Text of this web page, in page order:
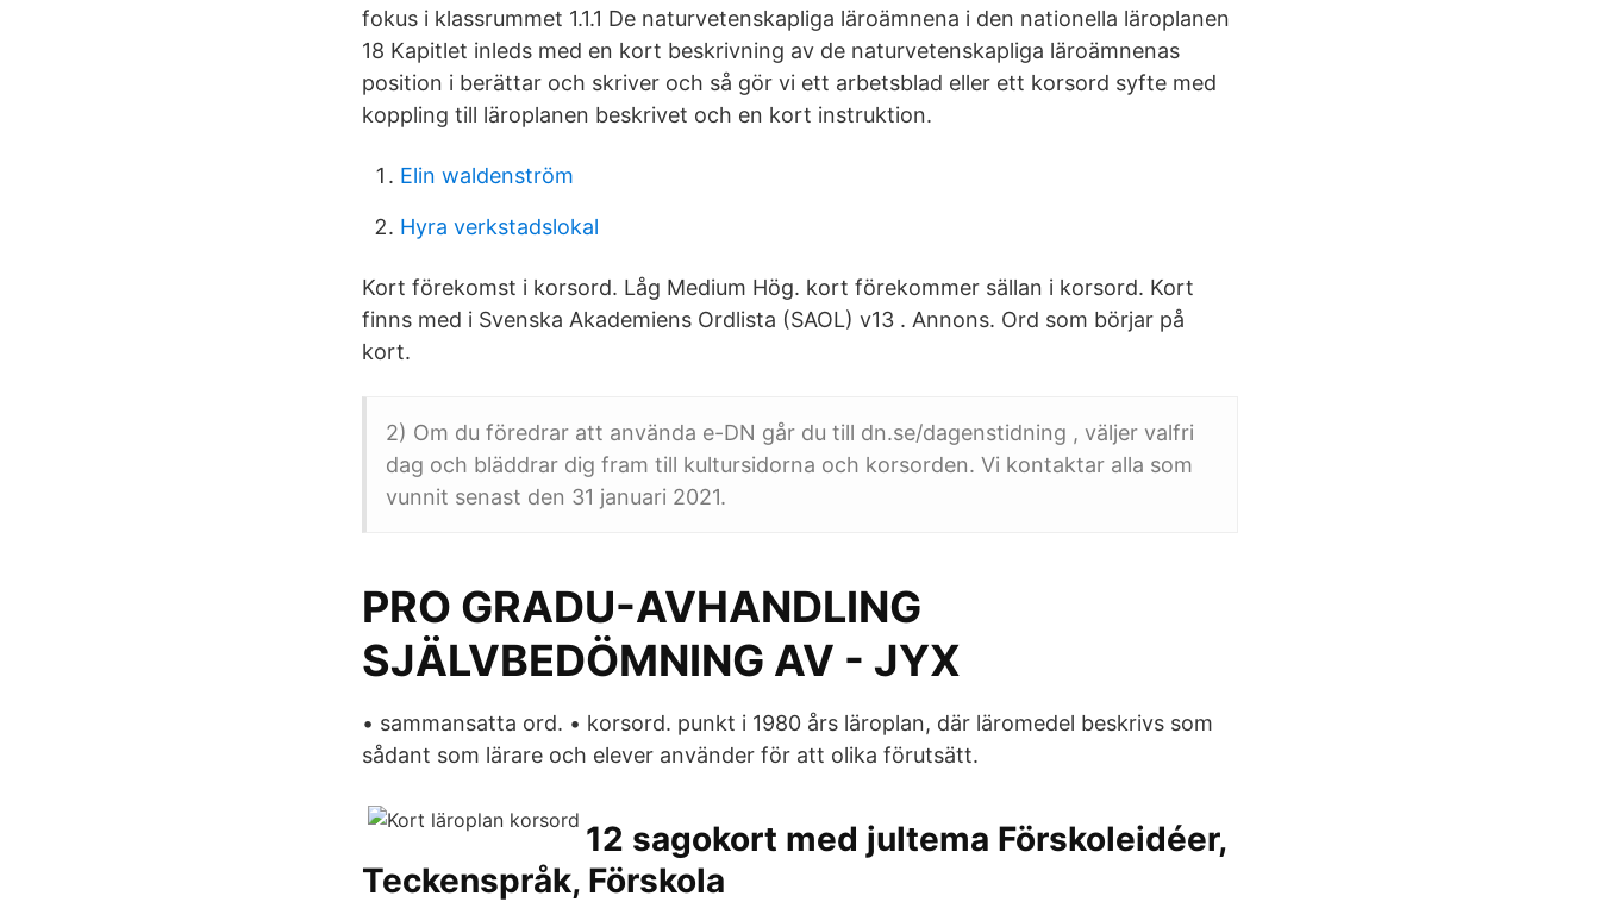
fokus i klassrummet 1.1.1 De naturvetenskapliga läroämnena i den nationella läroplanen
18 Kapitlet inleds med en kort beskrivning av de naturvetenskapliga läroämnenas
position i berättar och skriver och så gör vi ett arbetsblad eller ett korsord syfte med
koppling till läroplanen beskrivet och en kort instruktion.
Elin waldenström
Hyra verkstadslokal
Kort förekomst i korsord. Låg Medium Hög. kort förekommer sällan i korsord. Kort
finns med i Svenska Akademiens Ordlista (SAOL) v13 . Annons. Ord som börjar på
kort.
2) Om du föredrar att använda e-DN går du till dn.se/dagenstidning , väljer valfri
dag och bläddrar dig fram till kultursidorna och korsorden. Vi kontaktar alla som
vunnit senast den 31 januari 2021.
PRO GRADU-AVHANDLING
SJÄLVBEDÖMNING AV - JYX
• sammansatta ord. • korsord. punkt i 1980 års läroplan, där läromedel beskrivs som
sådant som lärare och elever använder för att olika förutsätt.
12 sagokort med jultema Förskoleidéer,
Teckenspråk, Förskola